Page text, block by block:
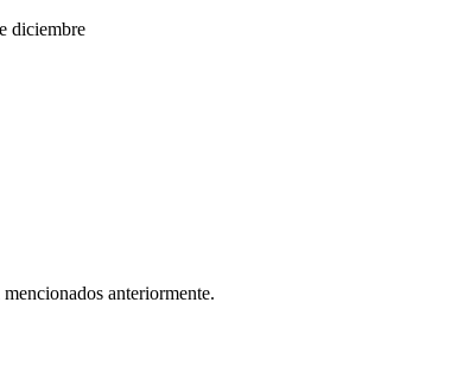
diciembre
mencionados anteriormente.